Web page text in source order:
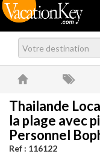
Thailande
la plage avec
Personnel
Ref : 116122